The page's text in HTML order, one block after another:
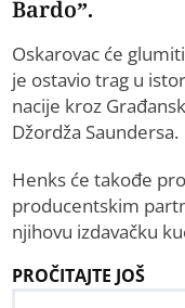
Bardo”.
Oskarovac će
je ostavio trag u
nacije kroz
Džordža Saundersa.
Henks će takođe
producentskim
njihovu izdavačku
PROČITAJTE JOŠ